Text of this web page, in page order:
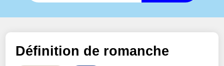
Définition de romanche